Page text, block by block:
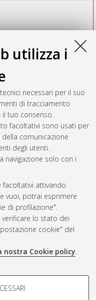
utilizza i
necessari per il suo
di tracciamento
tuo consenso.
facoltativi sono usati per
comunicazione
degli utenti.
navigazione solo con i
facoltativi attivando
vuoi, potrai esprimere
di profilazione".
lo stato dei
cookie" del
nostra Cookie policy.